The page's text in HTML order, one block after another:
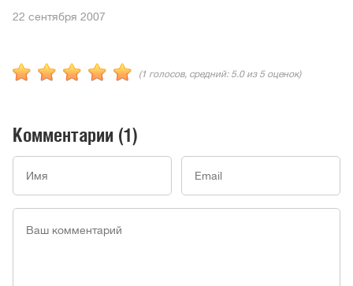
22 сентября 2007
(1 голосов, средний: 5.0из 5 оценок)
Комментарии (1)